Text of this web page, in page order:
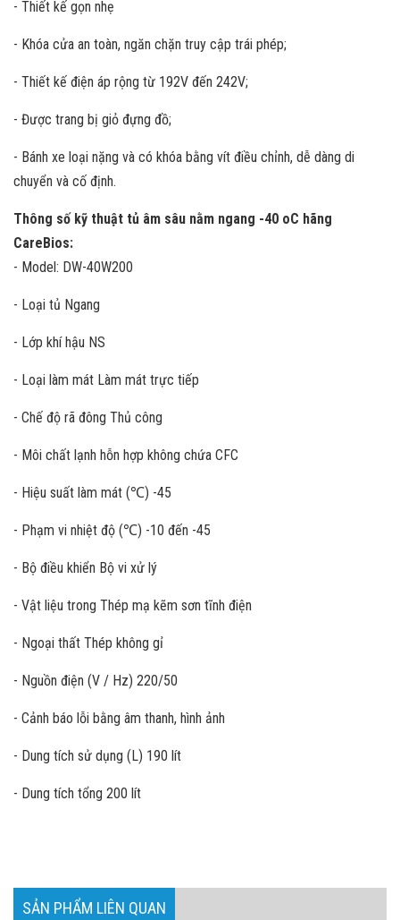
- Thiết kế gọn nhẹ
- Khóa cửa an toàn, ngăn chặn truy cập trái phép;
- Thiết kế điện áp rộng từ 192V đến 242V;
- Được trang bị giỏ đựng đồ;
- Bánh xe loại nặng và có khóa bằng vít điều chỉnh, dễ dàng di
chuyển và cố định.
Thông số kỹ thuật tủ âm sâu nằm ngang -40 oC hãng
CareBios:
- Model: DW-40W200
- Loại tủ Ngang
- Lớp khí hậu NS
- Loại làm mát Làm mát trực tiếp
- Chế độ rã đông Thủ công
- Môi chất lạnh hỗn hợp không chứa CFC
- Hiệu suất làm mát (℃) -45
- Phạm vi nhiệt độ (℃) -10 đến -45
- Bộ điều khiển Bộ vi xử lý
- Vật liệu trong Thép mạ kẽm sơn tĩnh điện
- Ngoại thất Thép không gỉ
- Nguồn điện (V / Hz) 220/50
- Cảnh báo lỗi bằng âm thanh, hình ảnh
- Dung tích sử dụng (L) 190 lít
- Dung tích tổng 200 lít
SẢN PHẨM LIÊN QUAN